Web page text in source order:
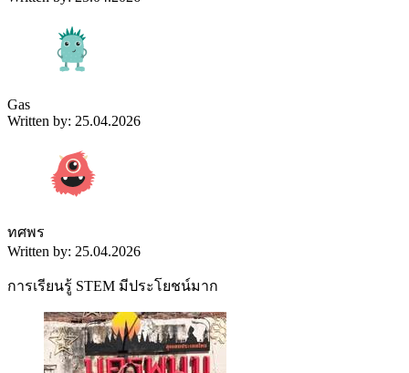
Gas
Written by: 25.04.2026
ทศพร
Written by: 25.04.2026
การเรียนรู้ STEM มีประโยชน์มาก